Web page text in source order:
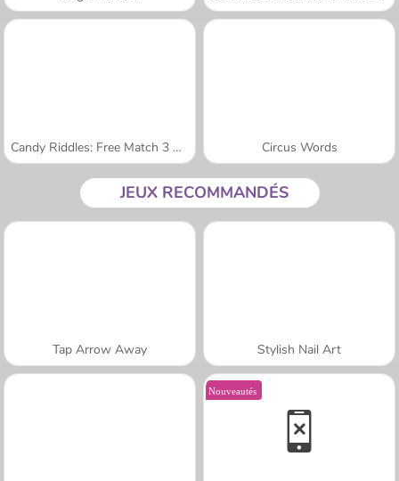
Candy Riddles: Free Match 3 Puzzle Circus Words
JEUX RECOMMANDÉS
Tap Arrow Away Stylish Nail Art
Nouveautés